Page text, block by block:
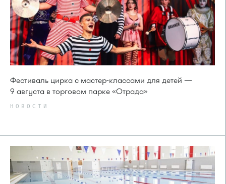
Фестиваль цирка с мастер-классами для детей —
9 августа в торговом парке «Отрада»
НОВОСТИ